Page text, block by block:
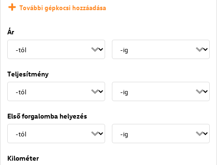
További gépkocsi hozzáadása
Ár
Teljesítmény
Első forgalomba helyezés
Kilométer